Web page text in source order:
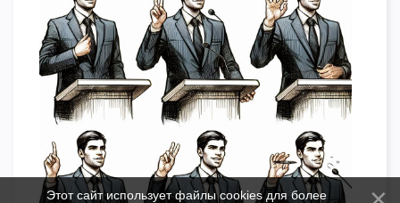
Этот сайт использует файлы cookies для более